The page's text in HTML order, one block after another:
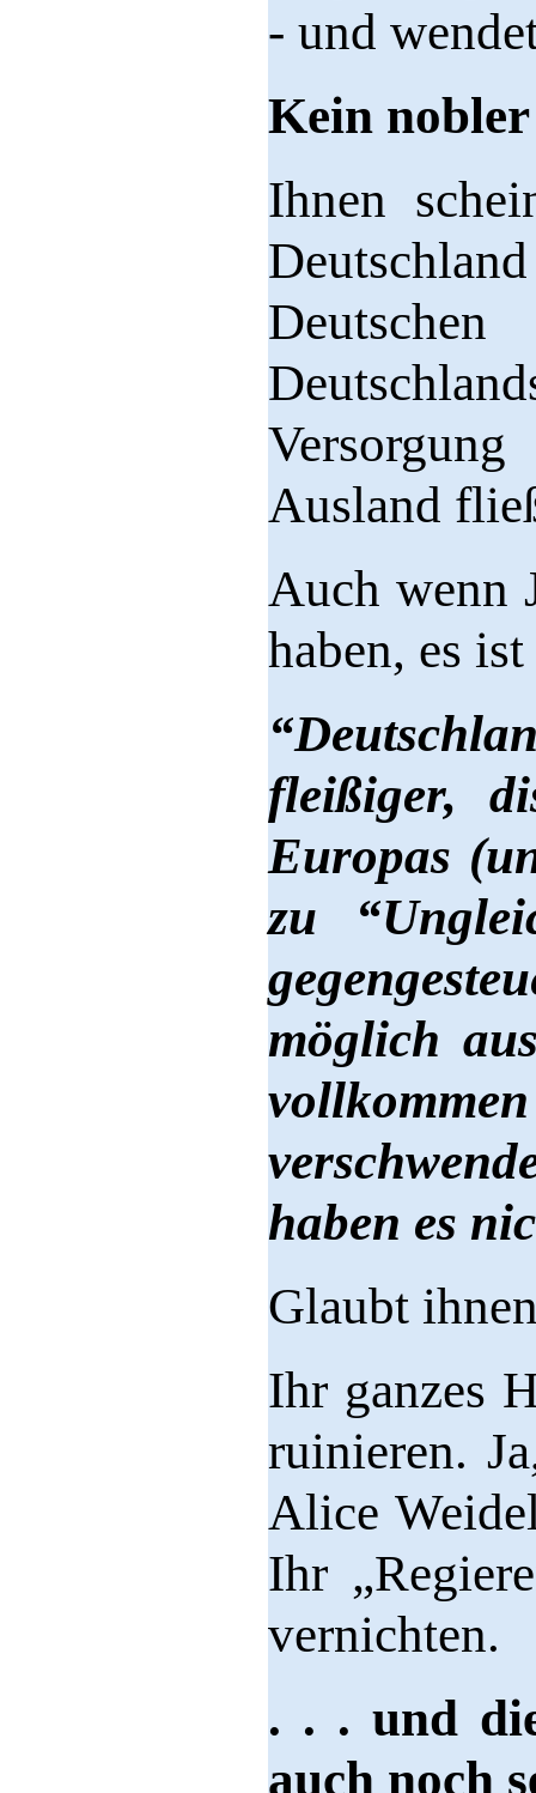
- und
Kein
Ihnen
Ausland
Auch wenn
haben, es
fleißiger,
Europas
zu
möglich
haben es
Glaubt
Ihr ganzes
ruinieren.
Alice
Ihr
vernichten.
. . . und
auch noch